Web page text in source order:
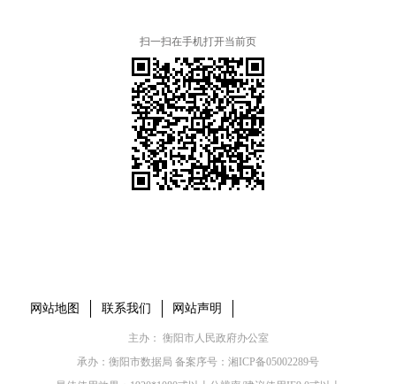
扫一扫在手机打开当前页
网站地图 联系我们 网站声明
主办： 衡阳市人民政府办公室
承办：衡阳市数据局 备案序号： 湘ICP备05002289号